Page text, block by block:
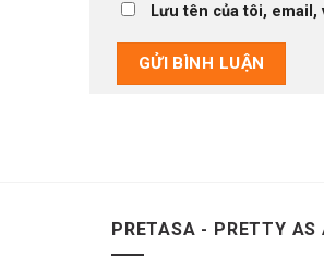
Lưu tên của tôi,
PRETASA - PRETTY AS